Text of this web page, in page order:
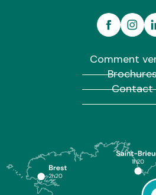
Comment
Contact